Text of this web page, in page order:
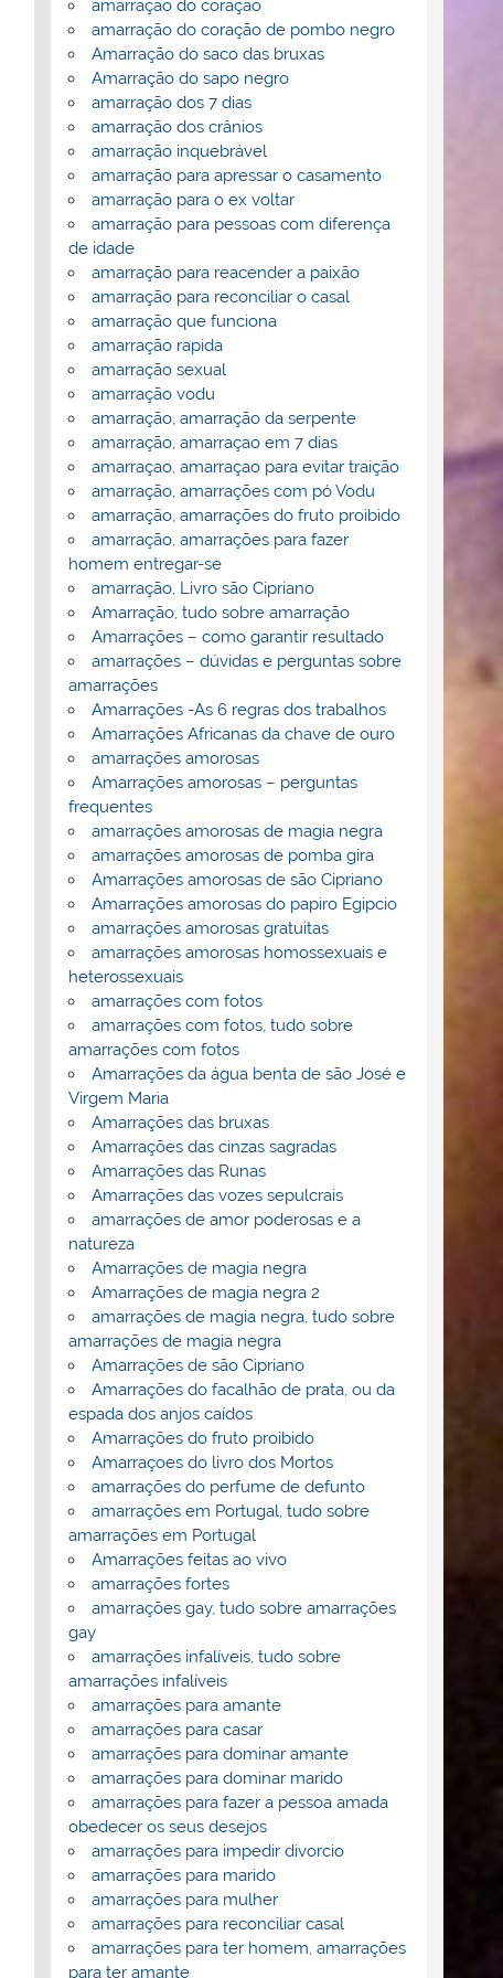
amarração do coração
amarração do coração de pombo negro
Amarração do saco das bruxas
Amarração do sapo negro
amarração dos 7 dias
amarração dos crânios
amarração inquebrável
amarração para apressar o casamento
amarração para o ex voltar
amarração para pessoas com diferença
de idade
amarração para reacender a paixão
amarração para reconciliar o casal
amarração que funciona
amarração rapida
amarração sexual
amarração vodu
amarração, amarração da serpente
amarração, amarraçao em 7 dias
amarraçao, amarraçao para evitar traição
amarração, amarrações com pó Vodu
amarração, amarrações do fruto proibido
amarração, amarrações para fazer
homem entregar-se
amarração, Livro são Cipriano
Amarração, tudo sobre amarração
Amarrações – como garantir resultado
amarrações – dúvidas e perguntas sobre
amarrações
Amarrações -As 6 regras dos trabalhos
Amarrações Africanas da chave de ouro
amarrações amorosas
Amarrações amorosas – perguntas
frequentes
amarrações amorosas de magia negra
amarrações amorosas de pomba gira
Amarrações amorosas de são Cipriano
Amarrações amorosas do papiro Egipcio
amarrações amorosas gratuitas
amarrações amorosas homossexuais e
heterossexuais
amarrações com fotos
amarrações com fotos, tudo sobre
amarrações com fotos
Amarrações da água benta de são José e
Virgem Maria
Amarrações das bruxas
Amarrações das cinzas sagradas
Amarrações das Runas
Amarrações das vozes sepulcrais
amarrações de amor poderosas e a
natureza
Amarrações de magia negra
Amarrações de magia negra 2
amarrações de magia negra, tudo sobre
amarrações de magia negra
Amarrações de são Cipriano
Amarrações do facalhão de prata, ou da
espada dos anjos caídos
Amarrações do fruto proibido
Amarraçoes do livro dos Mortos
amarrações do perfume de defunto
amarrações em Portugal, tudo sobre
amarrações em Portugal
Amarrações feitas ao vivo
amarrações fortes
amarrações gay, tudo sobre amarrações
gay
amarrações infalíveis, tudo sobre
amarrações infalíveis
amarrações para amante
amarrações para casar
amarrações para dominar amante
amarrações para dominar marido
amarrações para fazer a pessoa amada
obedecer os seus desejos
amarrações para impedir divorcio
amarrações para marido
amarrações para mulher
amarrações para reconciliar casal
amarrações para ter homem, amarrações
para ter amante